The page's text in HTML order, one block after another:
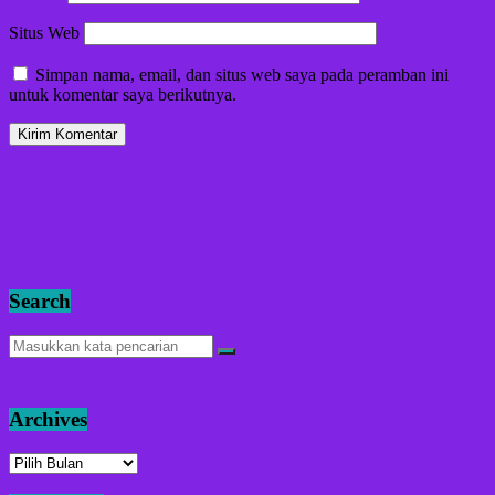
Situs Web
Simpan nama, email, dan situs web saya pada peramban ini
untuk komentar saya berikutnya.
Search
Archives
Archives